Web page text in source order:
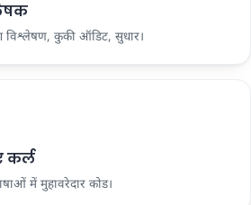
विश्लेषण, कुकी ऑडिट, सुधार।
कर्ल
में मुहावरेदार कोड।